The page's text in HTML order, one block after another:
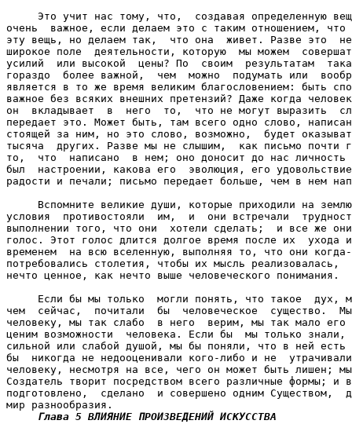
Это учит нас тому, что,  создавая определенную
очень  важное, если делаем это с таким отношением,
эту вещь, но делаем так,  что она  живет. Разве это  не
широкое поле  деятельности, которую  мы можем
усилий  или высокой  цены? По  своим  результатам
гораздо  более важной,  чем  можно  подумать или
является в то же время великим благословением: быть
важное без всяких внешних претензий? Даже когда
он  вкладывает  в  него  то,  что не могут выразить
передает это. Может быть, там всего одно слово,
стоящей за ним, но это слово, возможно,  будет
тысяча  других. Разве мы не слышим,  как письмо почти
то,  что  написано  в нем; оно доносит до нас личность
был  настроении, какова его  эволюция, его
радости и печали; письмо передает больше, чем в нем
Вспомните великие души, которые приходили на
условия  противостояли  им,  и  они встречали
выполнении того, что они  хотели сделать;  и все же
голос. Этот голос длится долгое время после их  ухода
временем  на всю вселенную, выполняя то, что они
потребовались столетия, чтобы их мысль реализовалась,
нечто ценное, как нечто выше человеческого понимания.
Если бы мы только  могли понять, что такое  дух,
чем  сейчас,  почитали  бы  человеческое  существо.
человеку, мы так слабо  в него  верим, мы так мало его
ценим возможности  человека. Если бы  мы только
сильной или слабой душой, мы бы поняли, что в ней есть
бы  никогда не недооценивали кого-либо и не
человеку, несмотря на все, чего он может быть лишен;
Создатель творит посредством всего различные формы; и
подготовлено,  сделано  и совершено одним Существом,
мир разнообразия.
Глава 5 ВЛИЯНИЕ ПРОИЗВЕДЕНИЙ ИСКУССТВА